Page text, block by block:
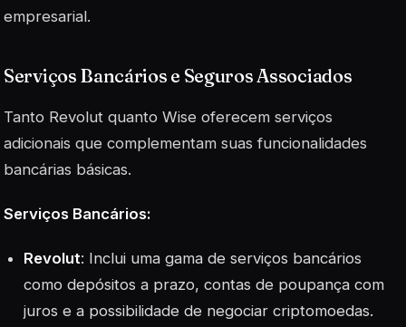
empresarial.
Serviços Bancários e Seguros Associados
Tanto Revolut quanto Wise oferecem serviços
adicionais que complementam suas funcionalidades
bancárias básicas.
Serviços Bancários:
Revolut: Inclui uma gama de serviços bancários
como depósitos a prazo, contas de poupança com
juros e a possibilidade de negociar criptomoedas.